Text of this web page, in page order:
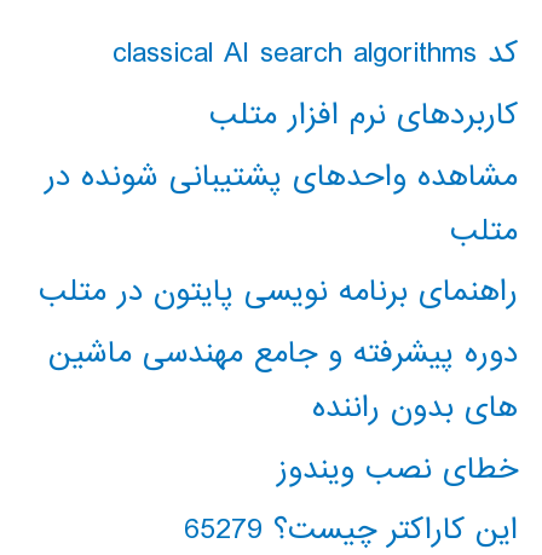
کد classical AI search algorithms
کاربردهای نرم افزار متلب
مشاهده واحدهای پشتیبانی شونده در
متلب
راهنمای برنامه نویسی پایتون در متلب
دوره پیشرفته و جامع مهندسی ماشین
های بدون راننده
خطای نصب ویندوز
این کاراکتر چیست؟ 65279